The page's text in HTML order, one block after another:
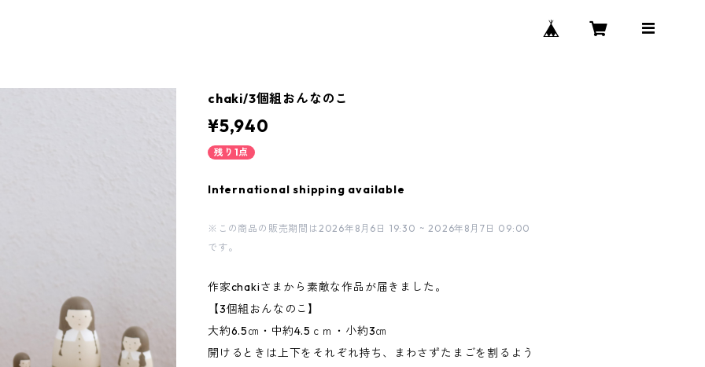
chaki/3個組おんなのこ
¥5,940
残り1点
International shipping available
※この商品の販売期間は2026年8月6日 19:30 ~ 2026年8月7日 09:00
です。
作家chakiさまから素敵な作品が届きました。
【3個組おんなのこ】
大約6.5㎝・中約4.5ｃｍ・小約3㎝
開けるときは上下をそれぞれ持ち、まわさずたまごを割るよう